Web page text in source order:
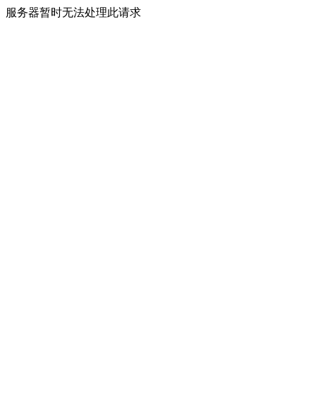
服务器暂时无法处理此请求